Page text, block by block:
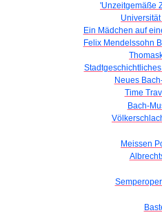
'Unzeitgemäße
Ein Mädchen auf
Felix Mendelssohn
Neues
Time
Bach-
Meissen